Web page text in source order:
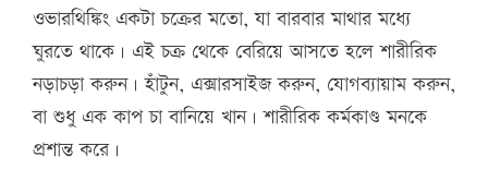
ওভারথিঙ্কিং একটা চক্রের মতো, যা বারবার মাথার মধ্যে
ঘুরতে থাকে। এই চক্র থেকে বেরিয়ে আসতে হলে শারীরিক
নড়াচড়া করুন। হাঁটুন, এক্সারসাইজ করুন, যোগব্যায়াম করুন,
বা শুধু এক কাপ চা বানিয়ে খান। শারীরিক কর্মকাণ্ড মনকে
প্রশান্ত করে।